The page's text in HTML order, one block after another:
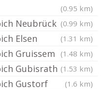
(0.95 km)
Neubrück (0.99 km)
Elsen (1.31 km)
Gruissem (1.48 km)
Gubisrath (1.53 km)
Gustorf (1.6 km)